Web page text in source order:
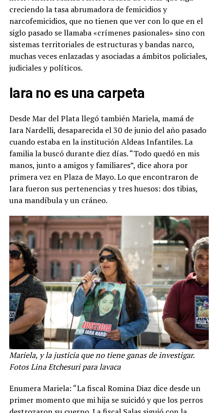
creciendo la tasa abrumadora de femicidios y
narcofemicidios, que no tienen que ver con lo que en el
siglo pasado se llamaba «crímenes pasionales» sino con
sistemas territoriales de estructuras y bandas narco,
muchas veces enlazadas y asociadas a ámbitos policiales,
judiciales y políticos.
Iara no es una carpeta
Desde Mar del Plata llegó también Mariela, mamá de
Iara Nardelli, desaparecida el 30 de junio del año pasado
cuando estaba en la institución Aldeas Infantiles. La
familia la buscó durante diez días. “Todo quedó en mis
manos, junto a amigos y familiares”, dice ahora por
primera vez en Plaza de Mayo. Lo que encontraron de
Iara fueron sus pertenencias y tres huesos: dos tibias,
una mandíbula y un cráneo.
Mariela, y la justicia que no tiene ganas de investigar.
Fotos Lina Etchesuri para lavaca
Enumera Mariela: “La fiscal Romina Diaz dice desde un
primer momento que mi hija se suicidó y que los perros